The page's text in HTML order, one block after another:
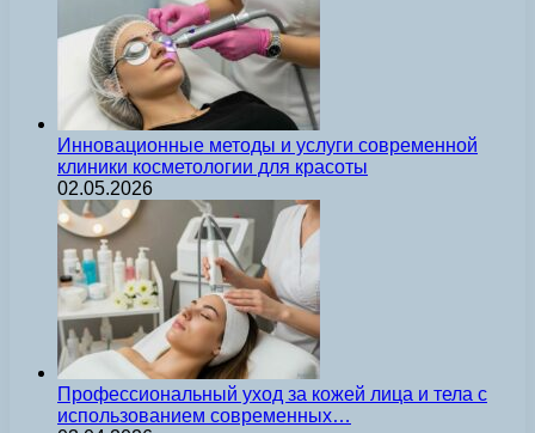
Инновационные методы и услуги современной
клиники косметологии для красоты
02.05.2026
Профессиональный уход за кожей лица и тела с
использованием современных…